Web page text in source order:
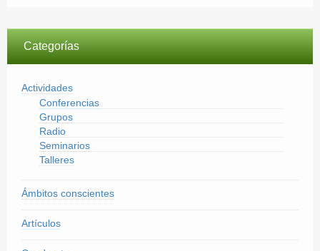
Categorías
Actividades
Conferencias
Grupos
Radio
Seminarios
Talleres
Ámbitos conscientes
Artículos